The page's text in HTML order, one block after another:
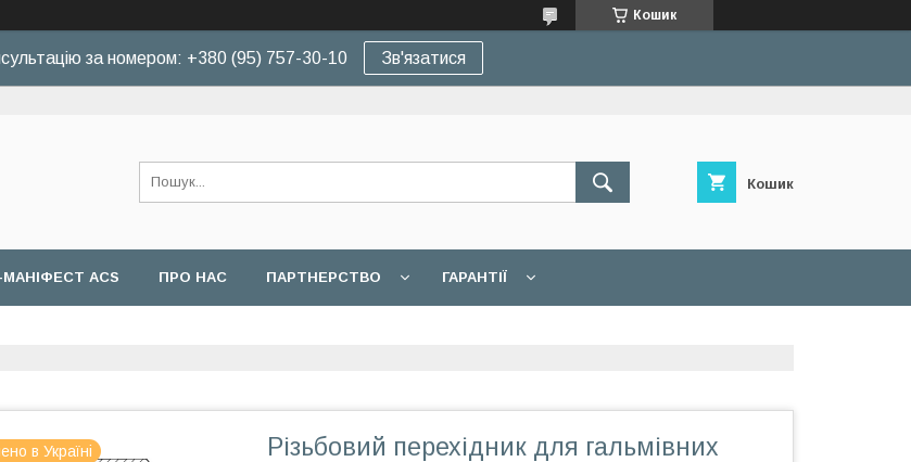
Кошик
за номером: +380 (95) 757-30-10 Зв'язатися
Кошик
ACS ПРО НАС ПАРТНЕРСТВО ГАРАНТІЇ
в Україні
Різьбовий перехідник для гальмівних